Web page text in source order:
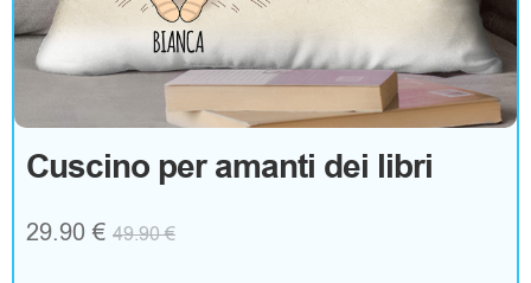
g
A
Cuscino per amanti dei libri
29.90 € 49.90€